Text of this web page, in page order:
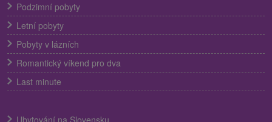
Podzimní pobyty
Letní pobyty
Pobyty v lázních
Romantický víkend pro dva
Last minute